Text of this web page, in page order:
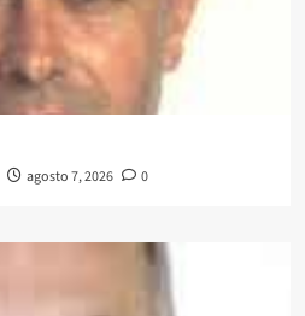
agosto 7, 2026 0